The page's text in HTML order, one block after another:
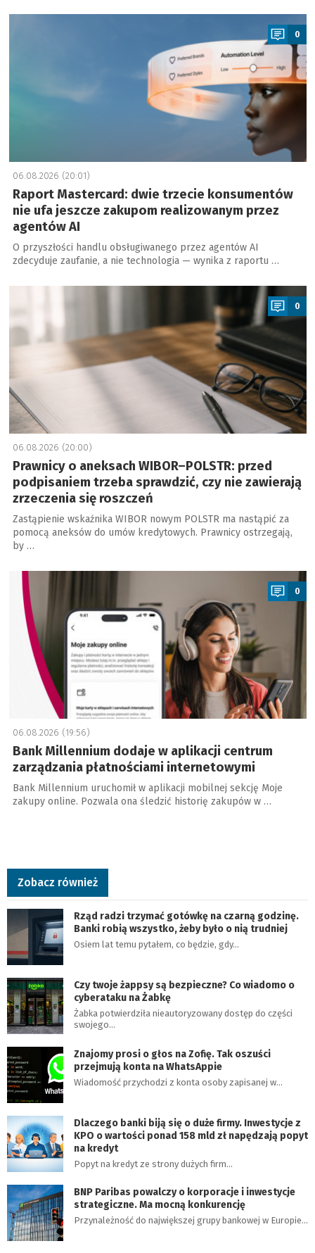
a
0
06.08.2026 (20:01)
Raport Mastercard: dwie trzecie konsumentów
nie ufa jeszcze zakupom realizowanym przez
agentów AI
O przyszłości handlu obsługiwanego przez agentów AI
zdecyduje zaufanie, a nie technologia — wynika z raportu …
a
0
06.08.2026 (20:00)
Prawnicy o aneksach WIBOR–POLSTR: przed
podpisaniem trzeba sprawdzić, czy nie zawierają
zrzeczenia się roszczeń
Zastąpienie wskaźnika WIBOR nowym POLSTR ma nastąpić za
pomocą aneksów do umów kredytowych. Prawnicy ostrzegają,
by …
0
06.08.2026 (19:56)
Bank Millennium dodaje w aplikacji centrum
zarządzania płatnościami internetowymi
Bank Millennium uruchomił w aplikacji mobilnej sekcję Moje
zakupy online. Pozwala ona śledzić historię zakupów w …
Zobacz również
Rząd radzi trzymać gotówkę na czarną godzinę.
Banki robią wszystko, żeby było o nią trudniej
Osiem lat temu pytałem, co będzie, gdy…
Czy twoje żappsy są bezpieczne? Co wiadomo o
cyberataku na Żabkę
Żabka potwierdziła nieautoryzowany dostęp do części
swojego…
Znajomy prosi o głos na Zofię. Tak oszuści
przejmują konta na WhatsAppie
Wiadomość przychodzi z konta osoby zapisanej w…
Dlaczego banki biją się o duże firmy. Inwestycje z
KPO o wartości ponad 158 mld zł napędzają popyt
na kredyt
Popyt na kredyt ze strony dużych firm…
BNP Paribas powalczy o korporacje i inwestycje
strategiczne. Ma mocną konkurencję
Przynależność do największej grupy bankowej w Europie…